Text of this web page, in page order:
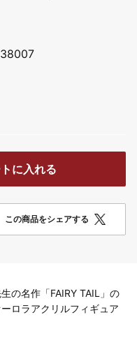
に入れる
この商品をシェアする
の名作「FAIRY TAIL」の
ロラアクリルフィギュア